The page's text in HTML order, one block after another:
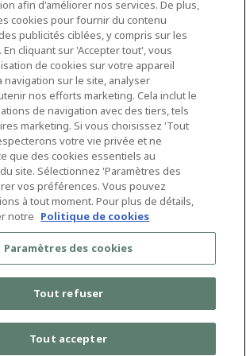
Partner – ManpowerGroup
Temps plein
– Technics & Engineering
plein
des cookies|My GDPR rights.
afin d'améliorer nos services. De plus,
cookies pour fournir du contenu
publicités ciblées, y compris sur les
cliquant sur 'Accepter tout', vous
de cookies sur votre appareil
navigation sur le site, analyser
nos efforts marketing. Cela inclut le
de navigation avec des tiers, tels
marketing. Si vous choisissez 'Tout
votre vie privée et ne
que des cookies essentiels au
site. Sélectionnez 'Paramètres des
vos préférences. Vous pouvez
à tout moment. Pour plus de détails,
notre Politique de cookies
Paramètres des cookies
Tout refuser
Tout accepter